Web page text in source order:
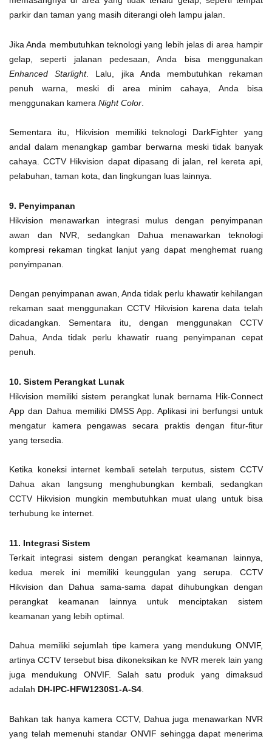
parkir dan taman yang masih diterangi oleh lampu jalan.
Jika Anda membutuhkan teknologi yang lebih jelas di area hampir
gelap, seperti jalanan pedesaan, Anda bisa menggunakan
Enhanced Starlight. Lalu, jika Anda membutuhkan rekaman
penuh warna, meski di area minim cahaya, Anda bisa
menggunakan kamera Night Color
Sementara itu, Hikvision memiliki teknologi DarkFighter yang
andal dalam menangkap gambar berwarna meski tidak banyak
cahaya. CCTV Hikvision dapat dipasang di jalan, rel kereta api,
pelabuhan, taman kota, dan lingkungan luas lainnya.
9. Penyimpanan
Hikvision menawarkan integrasi mulus dengan penyimpanan
awan dan NVR, sedangkan Dahua menawarkan teknologi
kompresi rekaman tingkat lanjut yang dapat menghemat ruang
penyimpanan.
Dengan penyimpanan awan, Anda tidak perlu khawatir kehilangan
rekaman saat menggunakan CCTV Hikvision karena data telah
dicadangkan. Sementara itu, dengan menggunakan CCTV
Dahua, Anda tidak perlu khawatir ruang penyimpanan cepat
penuh.
10. Sistem Perangkat Lunak
Hikvision memiliki sistem perangkat lunak bernama Hik-Connect
App dan Dahua memiliki DMSS App. Aplikasi ini berfungsi untuk
mengatur kamera pengawas secara praktis dengan fitur-fitur
yang tersedia.
Ketika koneksi internet kembali setelah terputus, sistem CCTV
Dahua akan langsung menghubungkan kembali, sedangkan
CCTV Hikvision mungkin membutuhkan muat ulang untuk bisa
terhubung ke internet.
11. Integrasi Sistem
Terkait integrasi sistem dengan perangkat keamanan lainnya,
kedua merek ini memiliki keunggulan yang serupa. CCTV
Hikvision dan Dahua sama-sama dapat dihubungkan dengan
perangkat keamanan lainnya untuk menciptakan sistem
keamanan yang lebih optimal.
Dahua memiliki sejumlah tipe kamera yang mendukung ONVIF,
artinya CCTV tersebut bisa dikoneksikan ke NVR merek lain yang
juga mendukung ONVIF. Salah satu produk yang dimaksud
adalah DH-IPC-HFW1230S1-A-S4.
Bahkan tak hanya kamera CCTV, Dahua juga menawarkan NVR
yang telah memenuhi standar ONVIF sehingga dapat menerima